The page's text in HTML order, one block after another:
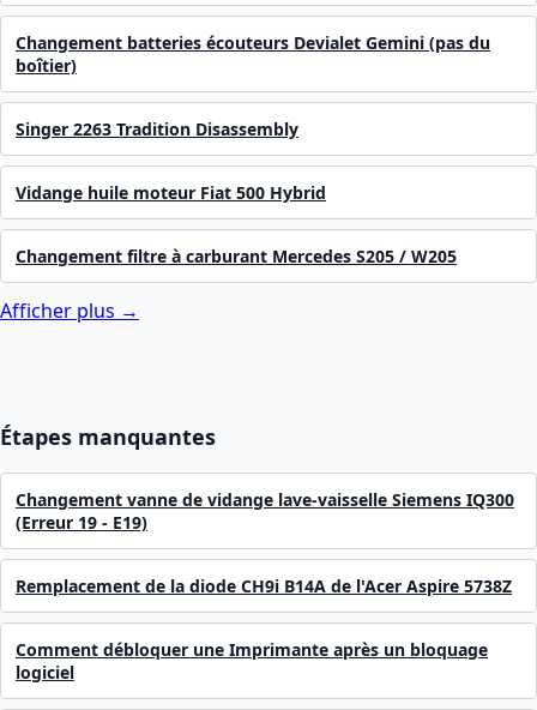
Changement batteries écouteurs Devialet Gemini (pas du
boîtier)
Singer 2263 Tradition Disassembly
Vidange huile moteur Fiat 500 Hybrid
Changement filtre à carburant Mercedes S205 / W205
Afficher plus →
Étapes manquantes
Changement vanne de vidange lave-vaisselle Siemens IQ300
(Erreur 19 - E19)
Remplacement de la diode CH9i B14A de l'Acer Aspire 5738Z
Comment débloquer une Imprimante après un bloquage
logiciel